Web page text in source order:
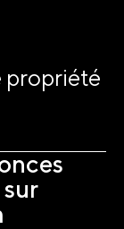
propriété